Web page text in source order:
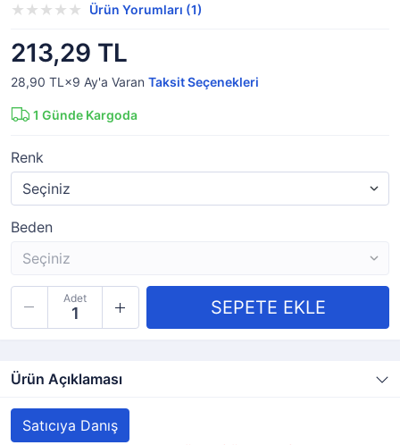
Ürün Yorumları (1)
213,29 TL
28,90 TL×9 Ay'a Varan Taksit Seçenekleri
1 Günde Kargoda
Renk
Beden
Adet
Ürün Açıklaması
Satıcıya Danış